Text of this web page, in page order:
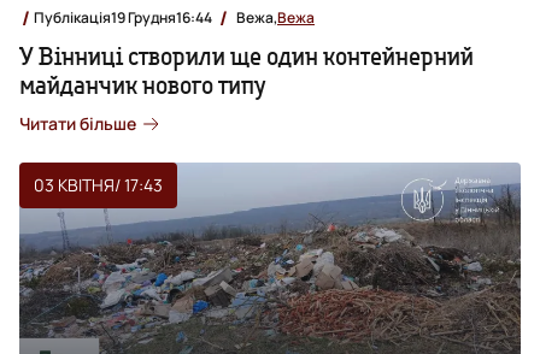
Публікація19 Грудня16:44 Вежа,Вежа
У Вінниці створили ще один контейнерний
майданчик нового типу
Читати більше
03 КВІТНЯ/ 17:43